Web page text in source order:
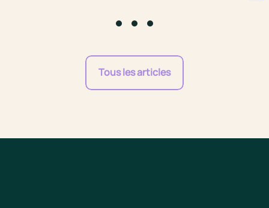
Tous les articles